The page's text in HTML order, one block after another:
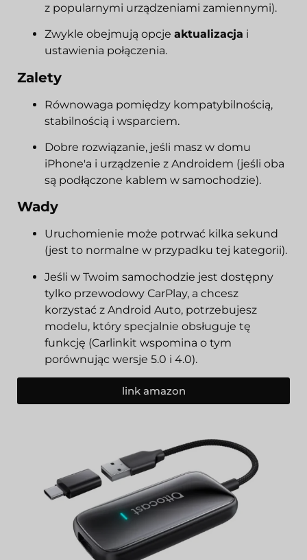
z popularnymi urządzeniami zamiennymi).
Zwykle obejmują opcje aktualizacja i
ustawienia połączenia.
Zalety
Równowaga pomiędzy kompatybilnością,
stabilnością i wsparciem.
Dobre rozwiązanie, jeśli masz w domu
iPhone'a i urządzenie z Androidem (jeśli oba
są podłączone kablem w samochodzie).
Wady
Uruchomienie może potrwać kilka sekund
(jest to normalne w przypadku tej kategorii).
Jeśli w Twoim samochodzie jest dostępny
tylko przewodowy CarPlay, a chcesz
korzystać z Android Auto, potrzebujesz
modelu, który specjalnie obsługuje tę
funkcję (Carlinkit wspomina o tym
porównując wersje 5.0 i 4.0).
link amazon